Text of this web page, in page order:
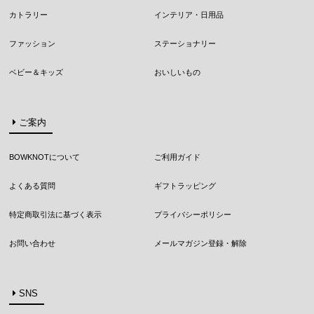
カトラリー インテリア・日用品
ファッション ステーショナリー
ベビー＆キッズ おいしいもの
ご案内
BOWKNOTについて ご利用ガイド
よくある質問 ギフトラッピング
特定商取引法に基づく表示 プライバシーポリシー
お問い合わせ メールマガジン登録・解除
SNS